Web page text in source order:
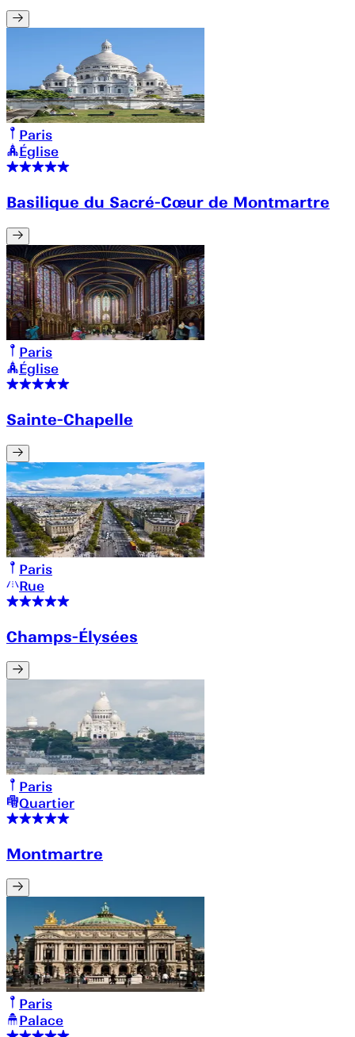
Paris
Église
Basilique du Sacré-Cœur de Montmartre
Paris
Église
Sainte-Chapelle
Paris
Rue
Champs-Élysées
Paris
Quartier
Montmartre
Paris
Palace